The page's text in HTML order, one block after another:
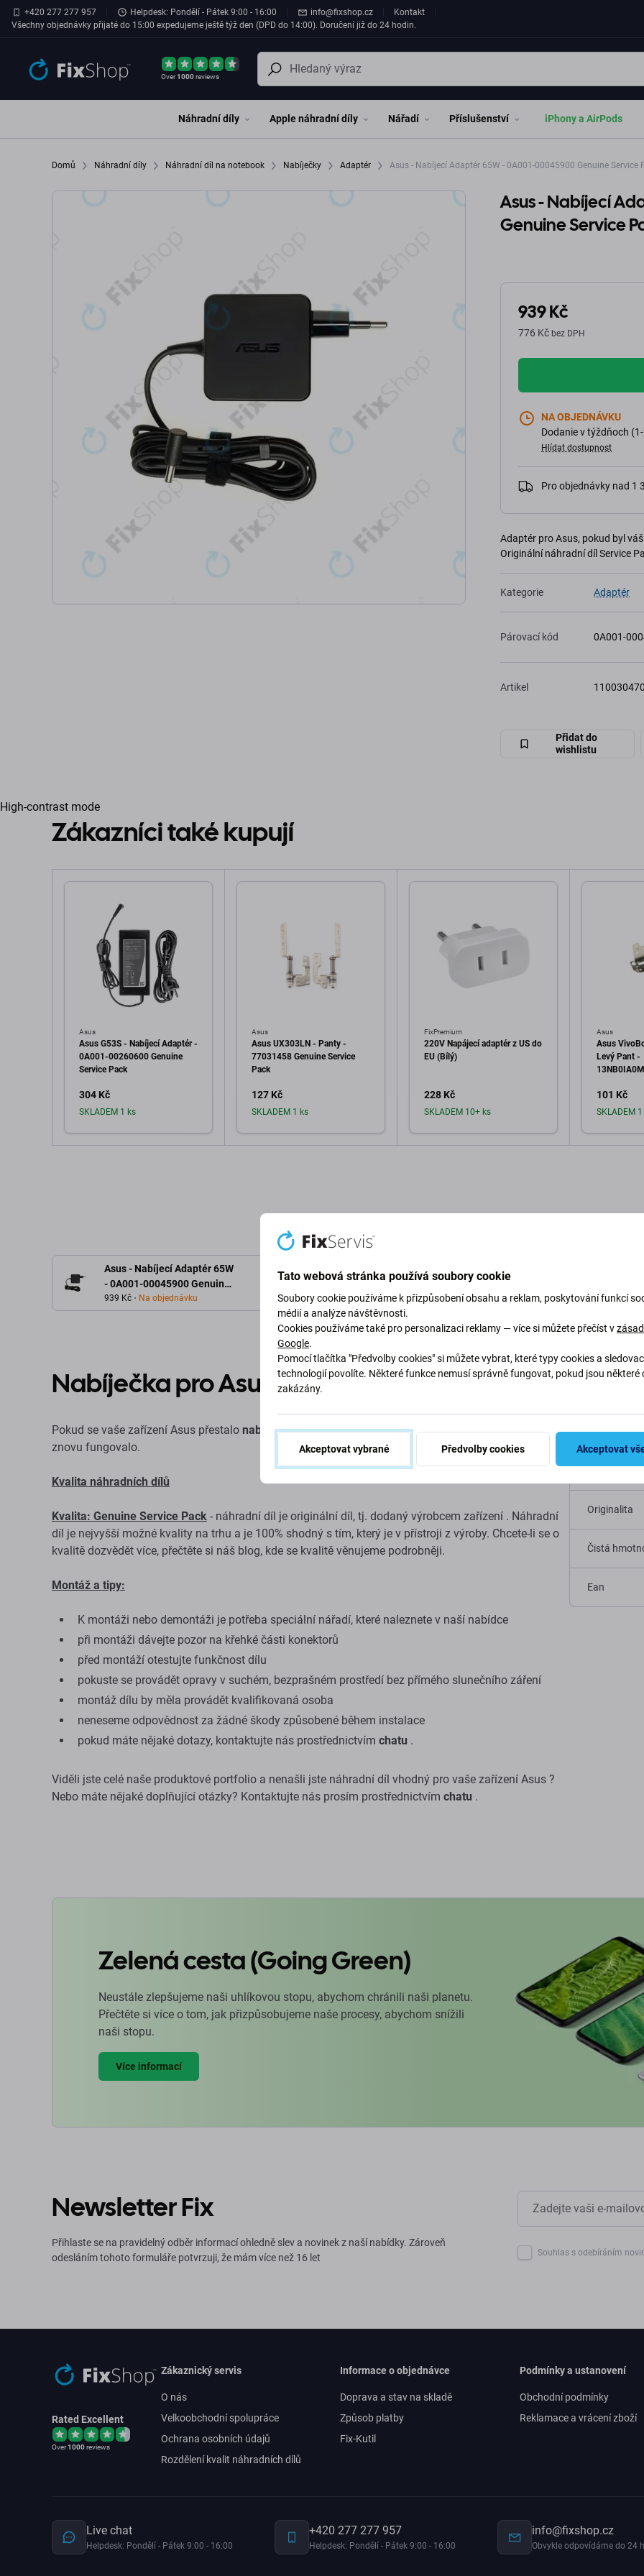
Přeskočit na hlavní obsah
+420 277 277 957 Helpdesk: Pondělí - Pátek 9:00 - 16:00 info@fixshop.cz
Kontakt
Všechny objednávky přijaté do 15:00 expedujeme ještě týž den (DPD do 14:00). Doručení již do 24 hodin.
Over1000reviews
Náhradní díly Apple náhradní díly Nářadí Příslušenství iPhony a AirPods
Domů Náhradní díly Náhradní díl na notebook Nabíječky Adaptér Asus - Nabíjecí Adaptér 65W - 0A001-00045900 Genuine Service
Asus - Nabíjecí
Genuine Service
939 Kč
776 Kč bez DPH
NA OBJEDNÁVKU
Dodanie v týždňoch
Hlídat dostupnost
Pro objednávky nad 1
Adaptér pro Asus, pokud byl
Originální náhradní díl Service
Kategorie Adaptér
Párovací kód 0A001-
Artikel
Přidat do
wishlistu
High-contrast mode
Zákazníci také kupují
Asus
Asus G53S - Nabíjecí Adaptér -
0A001-00260600 Genuine
Service Pack
304 Kč
SKLADEM 1 ks
Asus
Asus UX303LN - Panty -
77031458 Genuine Service
Pack
127 Kč
SKLADEM 1 ks
FixPremium
220V Napájecí adaptér z US do
EU (Bílý)
228 Kč
SKLADEM 10+ ks
Asus
Asus
Levý Pant -
101 Kč
SKLADEM
Asus - Nabíjecí Adaptér 65W
- 0A001-00045900 Genuine
Service Pack
939 Kč Na objednávku
Popis a specifikace Kvalita
Nabíječka pro Asus
Pokud se vaše zařízení Asus přestalo nabíjet, je tosoučást, kteroupotřebujete, aby vaše zařízení
znovu fungovalo.
Kvalita náhradních dílů
Kvalita: Genuine Service Pack - náhradní díl je originální díl, tj. dodaný výrobcem zařízení . Náhradní
díl je nejvyšší možné kvality na trhu a je 100% shodný s tím, který je v přístroji z výroby. Chcete-li se o
kvalitě dozvědět více, přečtěte si náš blog, kde se kvalitě věnujeme podrobněji.
Montáž a tipy:
K montáži nebo demontáži je potřeba speciální nářadí, které naleznete v naší nabídce
při montáži dávejte pozor na křehké části konektorů
před montáží otestujte funkčnost dílu
pokuste se provádět opravy v suchém, bezprašném prostředí bez přímého slunečního záření
montáž dílu by měla provádět kvalifikovaná osoba
neneseme odpovědnost za žádné škody způsobené během instalace
pokud máte nějaké dotazy, kontaktujte nás prostřednictvím chatu .
Viděli jste celé naše produktové portfolio a nenašli jste náhradní díl vhodný pro vaše zařízení Asus ?
Nebo máte nějaké doplňující otázky? Kontaktujte nás prosím prostřednictvím chatu .
Typ zařízení
Originalita
Čistá
Ean
Zelená cesta (Going Green)
Neustále zlepšujeme naši uhlíkovou stopu, abychom chránili naši planetu.
Přečtěte si více o tom, jak přizpůsobujeme naše procesy, abychom snížili
naši stopu.
Více informací
Newsletter Fix
Přihlaste se na pravidelný odběr informací ohledně slev a novinek z naší nabídky. Zároveň
odesláním tohoto formuláře potvrzuji, že mám více než 16 let
Souhlas s odebíráním
Rated Excellent
Over1000reviews
Zákaznický servis
O nás
Velkoobchodní spolupráce
Ochrana osobních údajů
Rozdělení kvalit náhradních dílů
Informace o objednávce
Doprava a stav na skladě
Způsob platby
Fix-Kutil
Podmínky a ustanovení
Obchodní podmínky
Reklamace a vrácení zboží
Live chat
Helpdesk: Pondělí - Pátek 9:00 - 16:00
+420 277 277 957
Helpdesk: Pondělí - Pátek 9:00 - 16:00
info@fixshop.cz
Obvykle odpovídáme do 24
Tato webová stránka používá soubory cookie
Soubory cookie používáme k přizpůsobení obsahu a reklam, poskytování funkcí
médií a analýze návštěvnosti.
Cookies používáme také pro personalizaci reklamy — více si můžete přečíst v
Google.
Pomocí tlačítka "Předvolby cookies" si můžete vybrat, které typy cookies a
technologií povolíte. Některé funkce nemusí správně fungovat, pokud jsou některé
zakázány.
Akceptovat vybrané Předvolby cookies Akceptovat